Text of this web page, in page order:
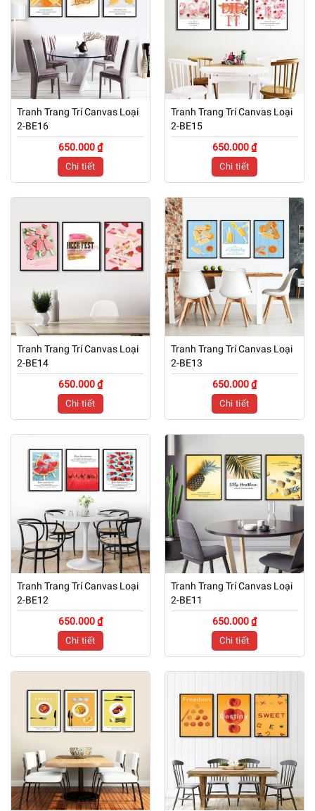
Tranh Trang Trí Canvas Loại
2-BE16
650.000 ₫
Chi tiết
Tranh Trang Trí Canvas Loại
2-BE15
650.000 ₫
Chi tiết
Tranh Trang Trí Canvas Loại
2-BE14
650.000 ₫
Chi tiết
Tranh Trang Trí Canvas Loại
2-BE13
650.000 ₫
Chi tiết
Tranh Trang Trí Canvas Loại
2-BE12
650.000 ₫
Chi tiết
Tranh Trang Trí Canvas Loại
2-BE11
650.000 ₫
Chi tiết